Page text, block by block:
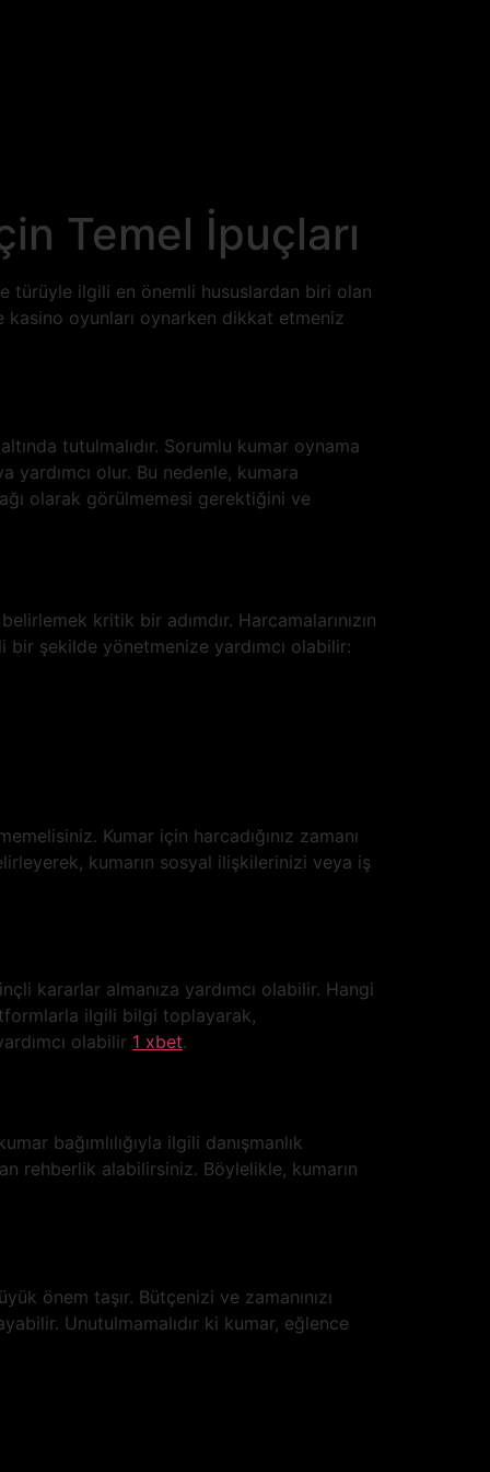
Temel İpuçları
türüyle ilgili en önemli hususlardan biri olan
kasino oyunları oynarken dikkat etmeniz
tutulmalıdır. Sorumlu kumar oynama
yardımcı olur. Bu nedenle, kumara
olarak görülmemesi gerektiğini ve
kritik bir adımdır. Harcamalarınızın
bir şekilde yönetmenize yardımcı olabilir:
Kumar için harcadığınız zamanı
kumarın sosyal ilişkilerinizi veya iş
kararlar almanıza yardımcı olabilir. Hangi
ilgili bilgi toplayarak,
olabilir 1 xbet.
bağımlılığıyla ilgili danışmanlık
rehberlik alabilirsiniz. Böylelikle, kumarın
önem taşır. Bütçenizi ve zamanınızı
Unutulmamalıdır ki kumar, eğlence